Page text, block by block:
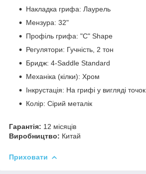
Накладка грифа: Лаурель
Мензура: 32"
Профіль грифа: "C" Shape
Регулятори: Гучність, 2 тон
Бридж: 4-Saddle Standard
Механіка (кілки): Хром
Інкрустація: На грифі у вигляді точок
Колір: Сірий металік
Гарантія: 12 місяців
Виробництво: Китай
Приховати